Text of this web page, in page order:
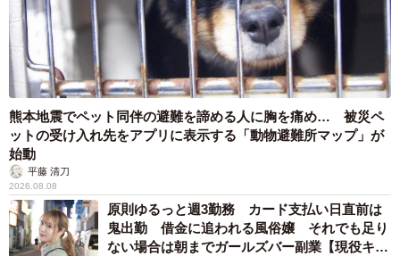
熊本地震でペット同伴の避難を諦める人に胸を痛め… 被災ペ
ットの受け入れ先をアプリに表示する「動物避難所マップ」が
始動
平藤 清刀
2026.08.08
原則ゆるっと週3勤務 カード支払い日直前は
鬼出勤 借金に追われる風俗嬢 それでも足り
ない場合は朝までガールズバー副業【現役キャ